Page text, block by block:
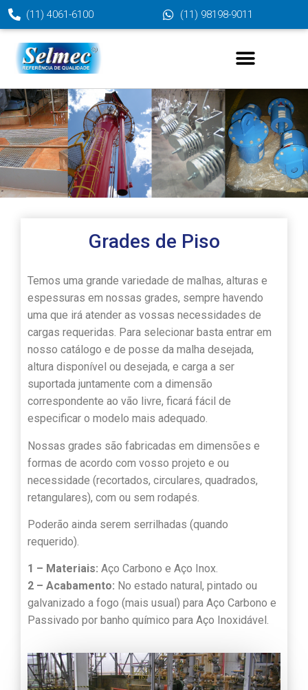
(11) 4061-6100 (11) 98198-9011
Grades de Piso
Temos uma grande variedade de malhas, alturas e
espessuras em nossas grades, sempre havendo
uma que irá atender as vossas necessidades de
cargas requeridas. Para selecionar basta entrar em
nosso catálogo e de posse da malha desejada,
altura disponível ou desejada, e carga a ser
suportada juntamente com a dimensão
correspondente ao vão livre, ficará fácil de
especificar o modelo mais adequado.
Nossas grades são fabricadas em dimensões e
formas de acordo com vosso projeto e ou
necessidade (recortados, circulares, quadrados,
retangulares), com ou sem rodapés.
Poderão ainda serem serrilhadas (quando
requerido).
1 – Materiais: Aço Carbono e Aço Inox.
2 – Acabamento: No estado natural, pintado ou
galvanizado a fogo (mais usual) para Aço Carbono e
Passivado por banho químico para Aço Inoxidável.